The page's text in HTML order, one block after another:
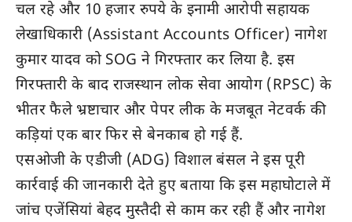
चल रहे और 10 हजार रुपये के इनामी आरोपी सहायक
लेखाधिकारी (Assistant Accounts Officer) नागेश
कुमार यादव को SOG ने गिरफ्तार कर लिया है. इस
गिरफ्तारी के बाद राजस्थान लोक सेवा आयोग (RPSC) के
भीतर फैले भ्रष्टाचार और पेपर लीक के मजबूत नेटवर्क की
कड़ियां एक बार फिर से बेनकाब हो गई हैं.
एसओजी के एडीजी (ADG) विशाल बंसल ने इस पूरी
कार्रवाई की जानकारी देते हुए बताया कि इस महाघोटाले में
जांच एजेंसियां बेहद मुस्तैदी से काम कर रही हैं और नागेश